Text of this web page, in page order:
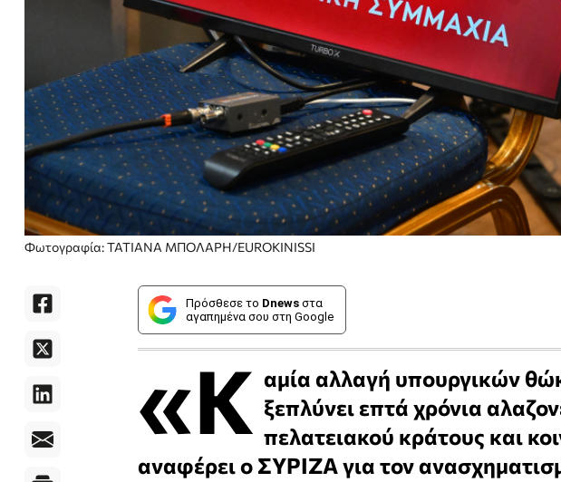
Φωτογραφία: ΤΑΤΙΑΝΑ ΜΠΟΛΑΡΗ/EUROKINISSI
Πρόσθεσε το Dnews στα
αγαπημένα σου στη Google
«Κ αμία αλλαγή υπουργικών
ξεπλύνει επτά χρόνια
πελατειακού κράτους και
αναφέρει ο ΣΥΡΙΖΑ για τον